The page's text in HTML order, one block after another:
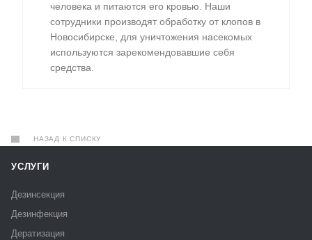
человека и питаются его кровью. Наши
сотрудники производят обработку от клопов в
Новосибирске, для уничтожения насекомых
используются зарекомендовавшие себя
средства.
НАЗАД К СПИСКУ
УСЛУГИ
Дезинсекция
Дезинфекция
Дератизация